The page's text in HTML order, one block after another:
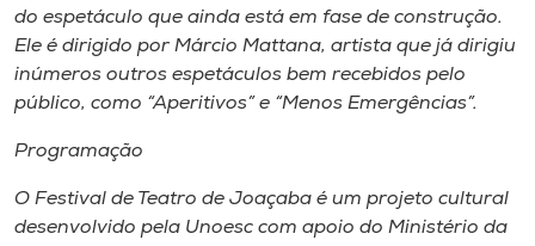
do espetáculo que ainda está em fase de construção.
Ele é dirigido por Márcio Mattana, artista que já dirigiu
inúmeros outros espetáculos bem recebidos pelo
público, como “Aperitivos” e “Menos Emergências”.
Programação
O Festival de Teatro de Joaçaba é um projeto cultural
desenvolvido pela Unoesc com apoio do Ministério da